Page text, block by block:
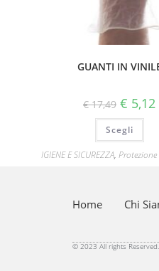
GUANTI IN
€17,49 € 5,12
Scegli
IGIENE E SICUREZZA, Protezione
Home Chi
© 2023 All rights